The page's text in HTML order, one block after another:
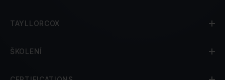
TAYLLORCOX
ŠKOLENÍ